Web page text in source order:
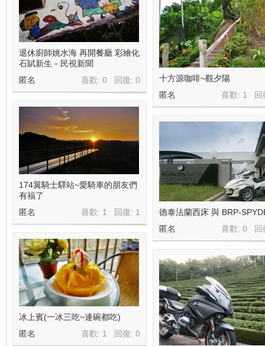
退休廚師姚水海 再開餐廳 彩繪化
石賦新生－民視新聞
喜歡: 0 回復: 0
匿名
十方源咖啡~觀夕陽
喜歡: 1 回
匿名
174翼騎士驛站~愛騎車的朋友們
有福了
喜歡: 1 回復: 1
匿名
德泰法蘭西床 與 BRP-
喜歡: 0 回
匿名
冰上賓(一冰三吃~連碗都吃)
喜歡: 1 回復: 0
匿名